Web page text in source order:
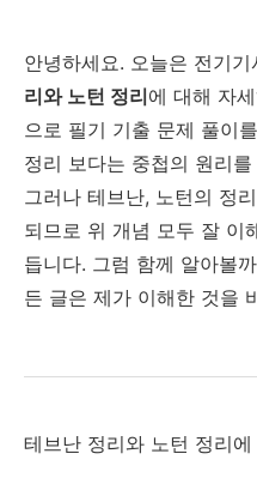
안녕하세요. 오늘은 전기
리와 노턴 정리에 대해 자
으로 필기 기출 문제 풀이
정리 보다는 중첩의 원리
그러나 테브난, 노턴의 정
되므로 위 개념 모두 잘 이
듭니다. 그럼 함께 알아볼
든 글은 제가 이해한 것을
테브난 정리와 노턴 정리